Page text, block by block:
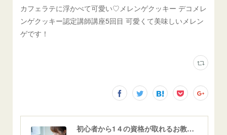
カフェラテに浮かべて可愛い♡メレンゲクッキー デコメレ
ンゲクッキー認定講師講座5回目 可愛くて美味しいメレン
ゲです！
初心者から1４の資格が取れるお教室「Presents」東京自宅サロン＆オンライン